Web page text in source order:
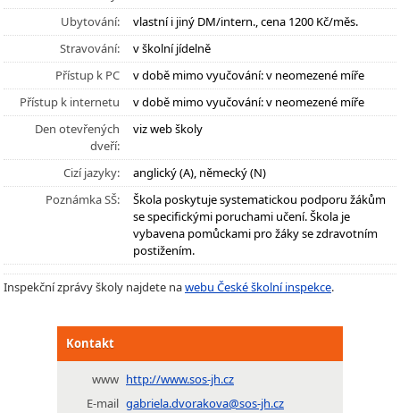
Ubytování:
vlastní i jiný DM/intern., cena 1200 Kč/měs.
Stravování:
v školní jídelně
Přístup k PC
v době mimo vyučování: v neomezené míře
Přístup k internetu
v době mimo vyučování: v neomezené míře
Den otevřených
dveří:
viz web školy
Cizí jazyky:
anglický (A), německý (N)
Poznámka SŠ:
Škola poskytuje systematickou podporu žákům
se specifickými poruchami učení. Škola je
vybavena pomůckami pro žáky se zdravotním
postižením.
Inspekční zprávy školy najdete nawebu České školní inspekce.
Kontakt
www http://www.sos-jh.cz
E-mail gabriela.dvorakova@sos-jh.cz